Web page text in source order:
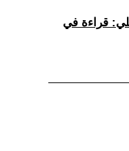
قراءة في